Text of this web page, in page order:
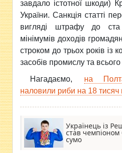
завдало істотної шкоди)
України. Санкція статті
вигляді штрафу до ста
мінімумів доходів
строком до трьох років із
засобів промислу та всього
Нагадаємо,
на
наловили риби на 18 тисяч
Українець із
став
сумо